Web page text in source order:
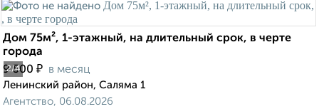
2/4
Дом 75м², 1-этажный, на длительный срок, в черте
города
9 500 ₽ в месяц
Ленинский район, Саляма 1
Агентство, 06.08.2026